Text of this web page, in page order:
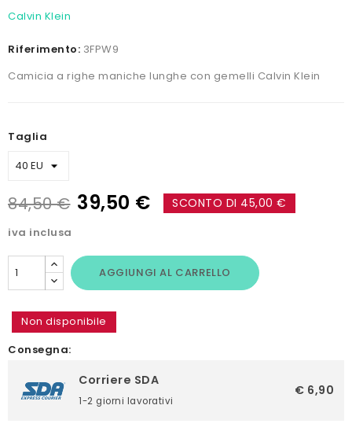
Calvin Klein
Riferimento: 3FPW9
Camicia a righe maniche lunghe con gemelli Calvin Klein
Taglia
84,50 € 39,50 € SCONTO DI 45,00 €
iva inclusa
AGGIUNGI AL CARRELLO
Non disponibile
Consegna:
Corriere SDA
1-2 giorni lavorativi
€ 6,90